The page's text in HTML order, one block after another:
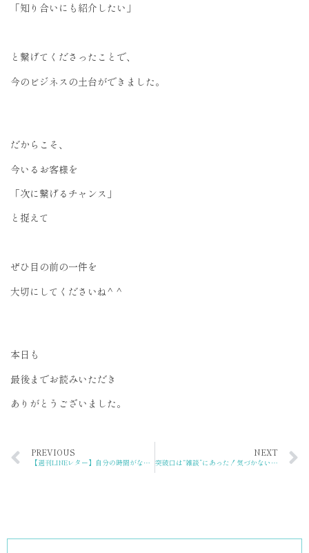
「知り合いにも紹介したい」
と繋げてくださったことで、
今のビジネスの土台ができました。
だからこそ、
今いるお客様を
「次に繋げるチャンス」
と捉えて
ぜひ目の前の一件を
大切にしてくださいね^ ^
本日も
最後までお読みいただき
ありがとうございました。
PREVIOUS
【週刊LINEレター】自分の時間がない…そんな日々を変える【朝の一工夫】とは？
NEXT
突破口は“雑談”にあった！気づかないうちにチャンスを逃していませんか?